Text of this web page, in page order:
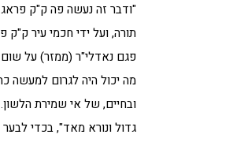
תורה, ועל ידי חכמי עיר
פגם נאדלי"ר (ממזר) על
מה יכול היה לגרום למעשה
ובחיים, של אי שמירת
גדול ונורא מאד", בכדי